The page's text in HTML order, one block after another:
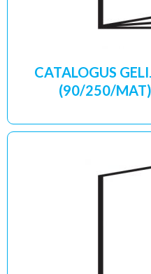
CATALOGUS
(90/250/MAT)